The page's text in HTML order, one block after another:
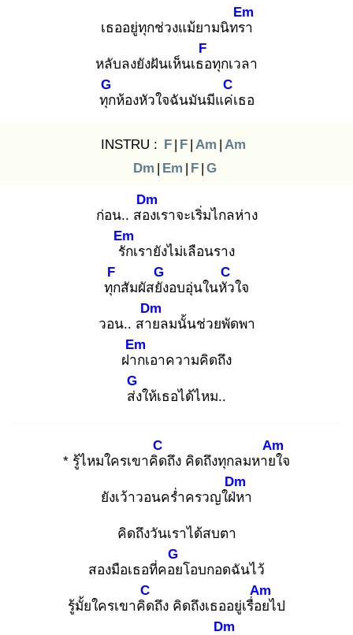
เธออยู่ทุกช่วงแม้ยามนิทรา
Em
หลับลงยังฝันเห็นเธอ
F
ทุกเวลา
ทุก
G
ห้องหัวใจฉันมันมีแค่เ
C
ธอ
INSTRU : F | F | Am | Am
Dm | Em | F | G
ก่อน.. สอง
Dm
เราจะเริ่มไกลห่าง
รัก
Em
เรายังไม่เลือนราง
ทุก
F
สัมผัสยัง
G
อบอุ่นในหัว
C
ใจ
วอน.. สาย
Dm
ลมนั้นช่วยพัดพา
ฝาก
Em
เอาความคิดถึง
ส่ง
G
ให้เธอได้ไหม..
* รู้ไหมใครเขาคิด
C
ถึง คิดถึงทุกลมหายใ
Am
จ
ยังเว้าวอนคร่ำครวญใฝ่ห
Dm
า
คิดถึงวันเราได้สบตา
สองมือเธอที่คอย
G
โอบกอดฉันไว้
รู้มั้ยใครเขาคิด
C
ถึง คิดถึงเธออยู่เรื่อย
Am
ไป
Dm